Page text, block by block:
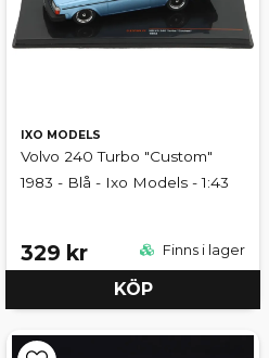
IXO MODELS
Volvo 240 Turbo "Custom"
1983 - Blå - Ixo Models - 1:43
329 kr Finns i lager
KÖP